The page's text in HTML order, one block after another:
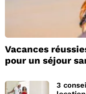
Vacances
pour un séjour
3